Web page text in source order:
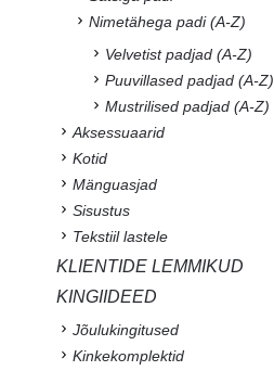
Nimetähega padi (A-Z)
Velvetist padjad (A-Z)
Puuvillased padjad (A-Z)
Mustrilised padjad (A-Z)
Aksessuaarid
Kotid
Mänguasjad
Sisustus
Tekstiil lastele
KLIENTIDE LEMMIKUD
KINGIIDEED
Jõulukingitused
Kinkekomplektid